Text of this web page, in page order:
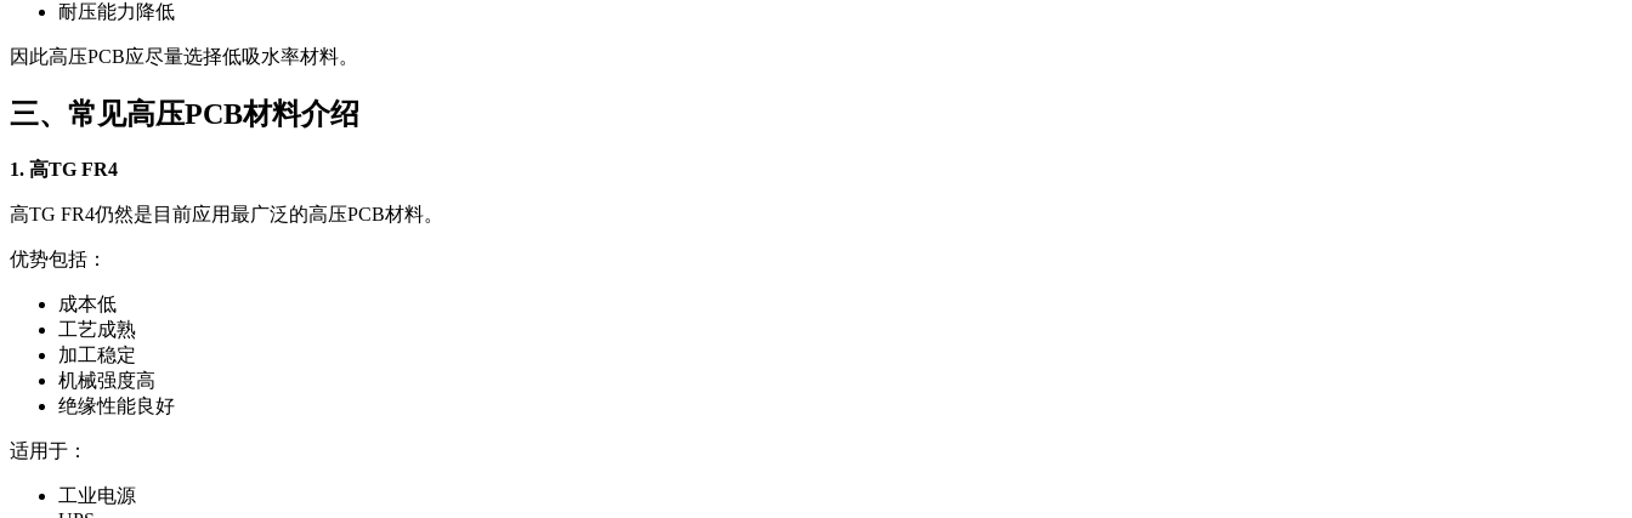
耐压能力降低
因此高压PCB应尽量选择低吸水率材料。
三、常见高压PCB材料介绍
1. 高TG FR4
高TG FR4仍然是目前应用最广泛的高压PCB材料。
优势包括：
成本低
工艺成熟
加工稳定
机械强度高
绝缘性能良好
适用于：
工业电源